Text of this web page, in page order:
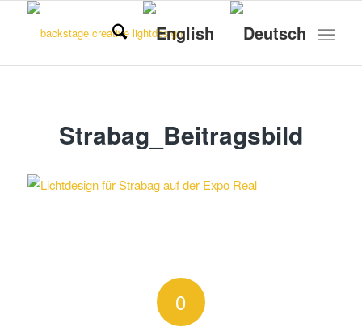
Strabag_Beitragsbild
0